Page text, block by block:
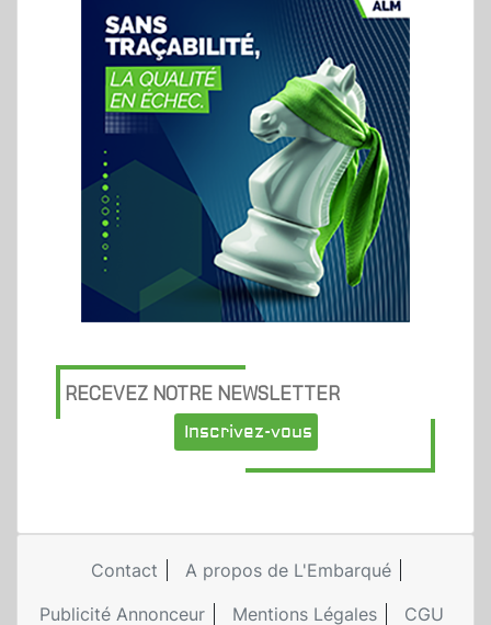
RECEVEZ NOTRE NEWSLETTER
Inscrivez-vous
Contact
A propos de L'Embarqué
Publicité Annonceur
Mentions Légales CGU